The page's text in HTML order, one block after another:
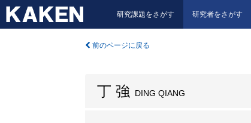
研究課題をさがす 研究者をさがす
前のページに戻る
丁 強 DING QIANG